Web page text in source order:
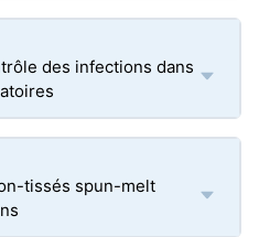
des infections dans
tissés spun-melt